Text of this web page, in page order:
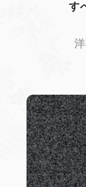
す